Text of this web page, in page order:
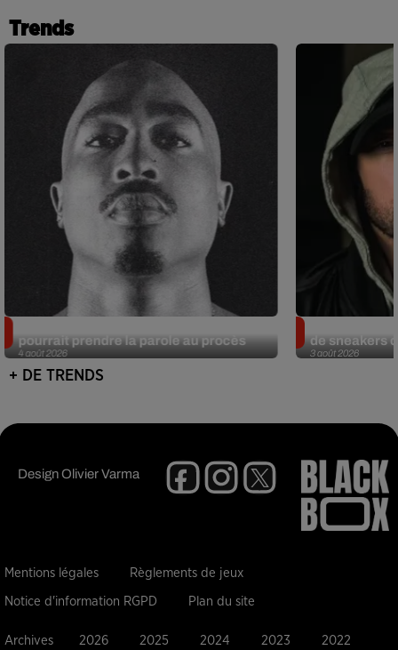
Trends
4 août 2026
pourrait prendre la parole au procès
3 août 2026
de sneakers
+ DE TRENDS
DesignOlivier Varma
Mentions légales Règlements de jeux
Notice d'information RGPD Plan du site
Archives 2026 2025 2024 2023 2022